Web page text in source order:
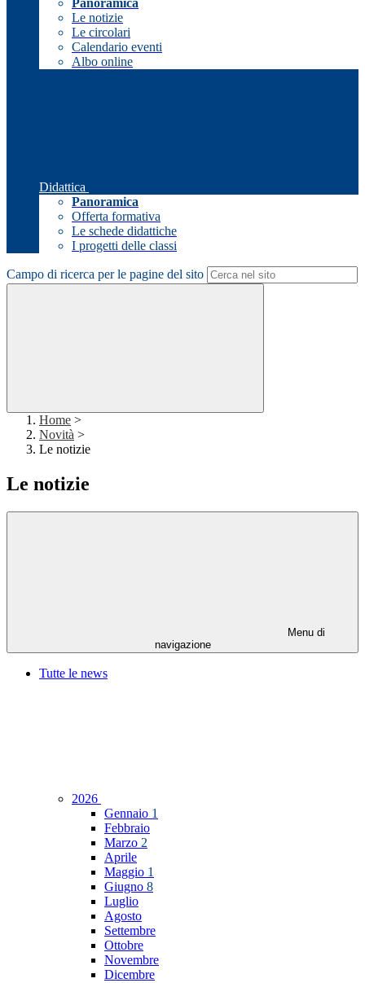
Panoramica
Le notizie
Le circolari
Calendario eventi
Albo online
Didattica
Panoramica
Offerta formativa
Le schede didattiche
I progetti delle classi
Campo di ricerca per le pagine del sito
Home >
Novità >
Le notizie
Le notizie
Menu di
navigazione
Tutte le news
2026
Gennaio 1
Febbraio
Marzo 2
Aprile
Maggio 1
Giugno 8
Luglio
Agosto
Settembre
Ottobre
Novembre
Dicembre